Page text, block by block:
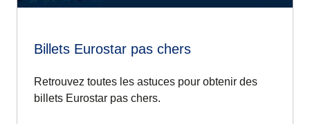
Billets Eurostar pas chers
Retrouvez toutes les astuces pour obtenir des
billets Eurostar pas chers.